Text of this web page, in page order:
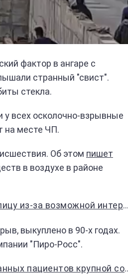
фактор в ангаре с
странный "свист".
стекла.
всех осколочно-взрывные
на месте ЧП.
Об этом пишет
в воздухе в районе
за возможной интервенции
выкуплено в 90-х годах.
"Пиро-Росс".
крупной социальной сети